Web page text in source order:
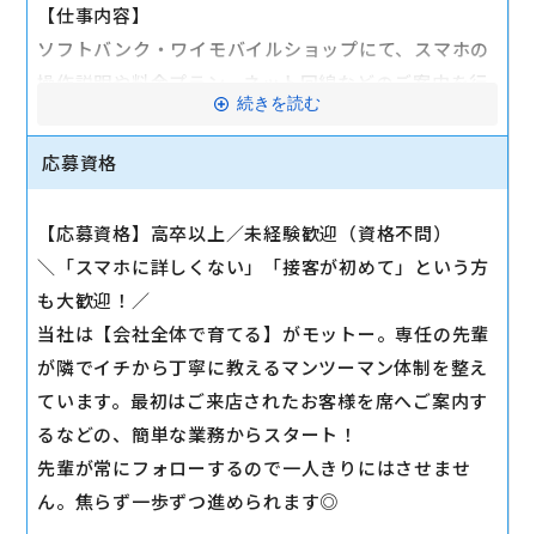
【仕事内容】
ソフトバンク・ワイモバイルショップにて、スマホの
操作説明や料金プラン、ネット回線などのご案内を行
【安心のステップアップ】
3ヶ月目：一人で基本の手続きを担当
6ヶ月目：プラン提案や複雑な手続きに挑戦
1年後：店舗の中核メンバーへ！
段階を踏んで成長できるため、完全未経験の方も安心
です。
駅から徒歩10分以内
マイカー通勤可
続きを読む
応募資格
【応募資格】高卒以上／未経験歓迎（資格不問）
＼「スマホに詳しくない」「接客が初めて」という方
も大歓迎！／
当社は【会社全体で育てる】がモットー。専任の先輩
が隣でイチから丁寧に教えるマンツーマン体制を整え
ています。最初はご来店されたお客様を席へご案内す
るなどの、簡単な業務からスタート！
先輩が常にフォローするので一人きりにはさせませ
ん。焦らず一歩ずつ進められます◎